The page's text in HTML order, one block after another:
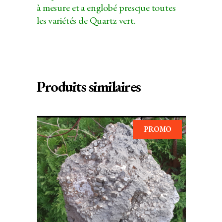
à mesure et a englobé presque toutes
les variétés de Quartz vert.
Produits similaires
PROMO
AJOUTER AU PANIER